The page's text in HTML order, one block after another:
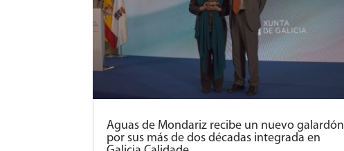
Aguas de Mondariz recibe un nuevo galardón
por sus más de dos décadas integrada en